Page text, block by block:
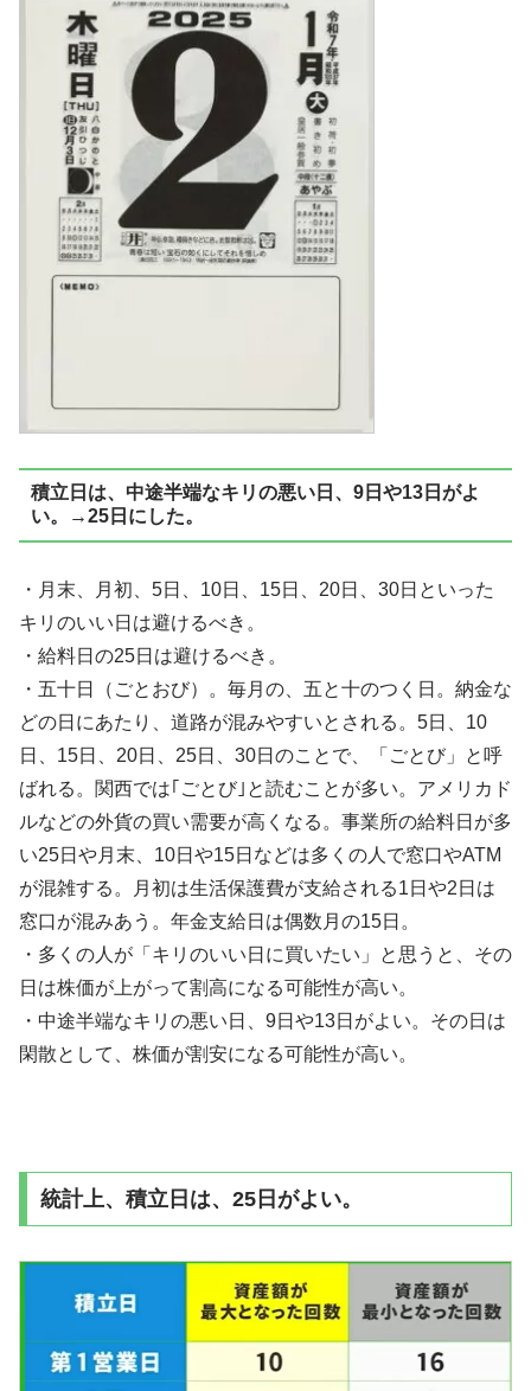
積立日は、中途半端なキリの悪い日、9日や13日がよ
い。→25日にした。
・月末、月初、5日、10日、15日、20日、30日といった
キリのいい日は避けるべき。
・給料日の25日は避けるべき。
・五十日（ごとおび）。毎月の、五と十のつく日。納金な
どの日にあたり、道路が混みやすいとされる。5日、10
日、15日、20日、25日、30日のことで、「ごとび」と呼
ばれる。関西では｢ごとび｣と読むことが多い。アメリカド
ルなどの外貨の買い需要が高くなる。事業所の給料日が多
い25日や月末、10日や15日などは多くの人で窓口やATM
が混雑する。月初は生活保護費が支給される1日や2日は
窓口が混みあう。年金支給日は偶数月の15日。
・多くの人が「キリのいい日に買いたい」と思うと、その
日は株価が上がって割高になる可能性が高い。
・中途半端なキリの悪い日、9日や13日がよい。その日は
閑散として、株価が割安になる可能性が高い。
統計上、積立日は、25日がよい。